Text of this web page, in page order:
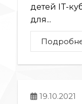
детей IT-
для...
19.10.2021